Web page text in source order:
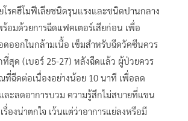
รคฮีโมฟีเลียชนิดรุนแรงและชนิดปานกลาง
ร้อมด้วยการฉีดแฟคเตอร์เสียก่อน เพื่อ
ดออกในกล้ามเนื้อ เข็มสำหรับฉีดวัคซีนควร
ที่สุด (เบอร์ 25-27) หลังฉีดแล้ว ผู้ป่วยควร
ที่ฉีดต่อเนื่องอย่างน้อย 10 นาที เพื่อลด
ละลดอาการบวม ความรู้สึกไม่สบายที่แขน
รื่องน่าตกใจ เว้นแต่ว่าอาการแย่ลงหรือมี